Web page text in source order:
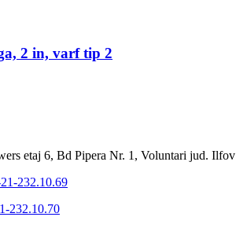
2 in, varf tip 2
etaj 6, Bd Pipera Nr. 1, Voluntari jud. Ilfov
232.10.69
232.10.70